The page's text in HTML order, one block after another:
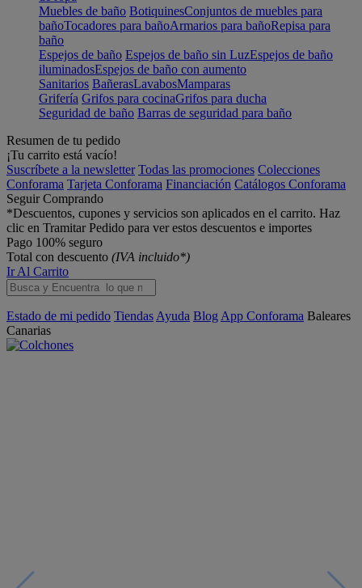
Muebles de baño BotiquinesConjuntos de muebles para
bañoTocadores para bañoArmarios para bañoRepisa para
baño
Espejos de baño Espejos de baño sin LuzEspejos de baño
iluminadosEspejos de baño con aumento
Sanitarios BañerasLavabosMamparas
Grifería Grifos para cocinaGrifos para ducha
Seguridad de baño Barras de seguridad para baño
Resumen de tu pedido
¡Tu carrito está vacío!
Suscríbete a la newsletter Todas las promociones Colecciones
Conforama Tarjeta Conforama Financiación Catálogos Conforama
Seguir Comprando
*Descuentos, cupones y servicios son aplicados en el carrito. Haz
clic en Tramitar Pedido para ver estos descuentos e importes
Pago 100% seguro
Total con descuento (IVA incluido*)
Ir Al Carrito
Estado de mi pedido Tiendas Ayuda Blog App Conforama Baleares
Canarias